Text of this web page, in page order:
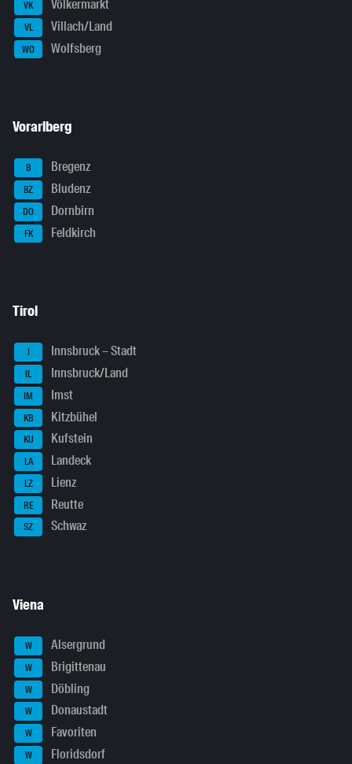
VK Völkermarkt
VL Villach/Land
WO Wolfsberg
Vorarlberg
B Bregenz
BZ Bludenz
DO Dornbirn
FK Feldkirch
Tirol
I Innsbruck – Stadt
IL Innsbruck/Land
IM Imst
KB Kitzbühel
KU Kufstein
LA Landeck
LZ Lienz
RE Reutte
SZ Schwaz
Viena
W Alsergrund
W Brigittenau
W Döbling
W Donaustadt
W Favoriten
W Floridsdorf